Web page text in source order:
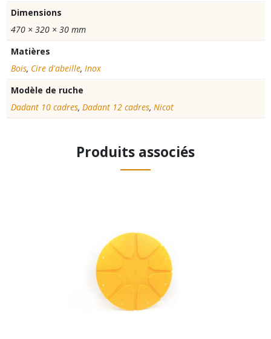
Dimensions
470 × 320 × 30 mm
Matières
Bois, Cire d'abeille, Inox
Modèle de ruche
Dadant 10 cadres, Dadant 12 cadres, Nicot
Produits associés